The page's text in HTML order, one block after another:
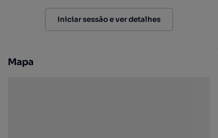
Iniciar sessão e ver detalhes
Mapa